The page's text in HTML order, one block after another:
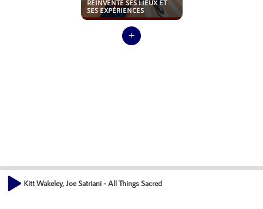
RÉINVENTE SES LIEUX ET
SES EXPÉRIENCES
Kitt Wakeley, Joe Satriani - All Things Sacred